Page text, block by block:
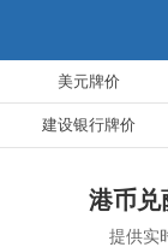
美元牌价
建设银行牌价
港币兑
提供实